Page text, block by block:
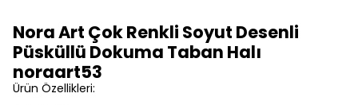
Nora Art Çok Renkli Soyut Desenli
Püsküllü Dokuma Taban Halı
noraart53
Ürün Özellikleri: